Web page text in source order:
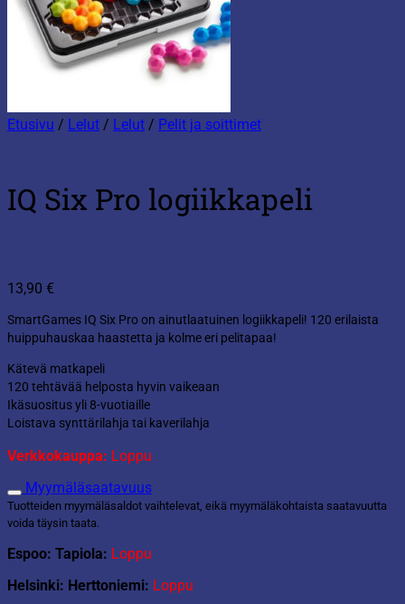
Etusivu / Lelut / Lelut / Pelit ja soittimet
IQ Six Pro logiikkapeli
13,90 €
SmartGames IQ Six Pro on ainutlaatuinen logiikkapeli! 120 erilaista
huippuhauskaa haastetta ja kolme eri pelitapaa!
Kätevä matkapeli
120 tehtävää helposta hyvin vaikeaan
Ikäsuositus yli 8-vuotiaille
Loistava synttärilahja tai kaverilahja
Verkkokauppa: Loppu
Myymäläsaatavuus
Tuotteiden myymäläsaldot vaihtelevat, eikä myymäläkohtaista saatavuutta
voida täysin taata.
Espoo: Tapiola: Loppu
Helsinki: Herttoniemi: Loppu